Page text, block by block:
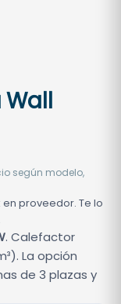
Wall
según modelo,
proveedor. Te lo
. Calefactor
La opción
de 3 plazas y